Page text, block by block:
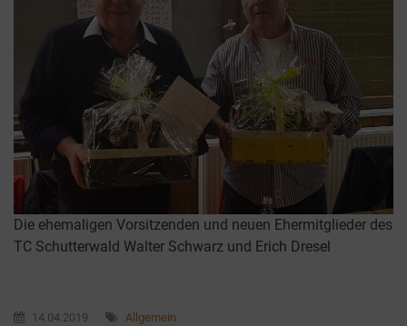
Die ehemaligen Vorsitzenden und neuen Ehermitglieder des
TC Schutterwald Walter Schwarz und Erich Dresel
14.04.2019 Allgemein